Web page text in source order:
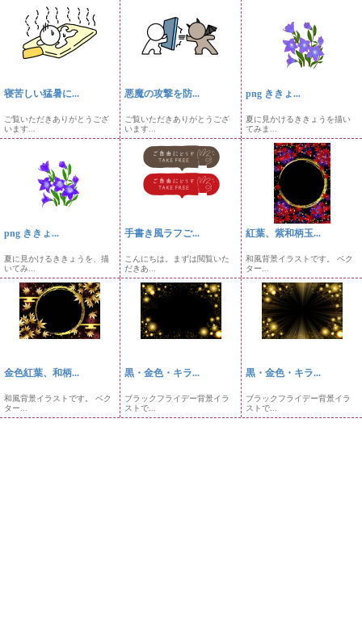
寝苦しい猛暑に...
ご覧いただきありがとうござ
います...
悪魔の攻撃を防...
ご覧いただきありがとうござ
います...
png ききょ...
夏に見かけるききょうを描い
てみま...
png ききょ...
夏に見かけるききょうを、描
いてみ...
手書き風ラフご...
こんにちは。まずは閲覧いた
だきあ...
紅葉、紫和柄玉...
和風背景イラストです。 ベク
ター...
金色紅葉、和柄...
和風背景イラストです。 ベク
ター...
黒・金色・キラ...
ブラックフライデー背景イラ
ストで...
黒・金色・キラ...
ブラックフライデー背景イラ
ストで...